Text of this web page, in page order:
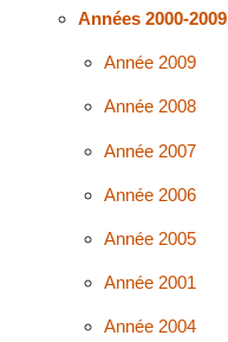
Années 2000-2009
Année 2009
Année 2008
Année 2007
Année 2006
Année 2005
Année 2001
Année 2004